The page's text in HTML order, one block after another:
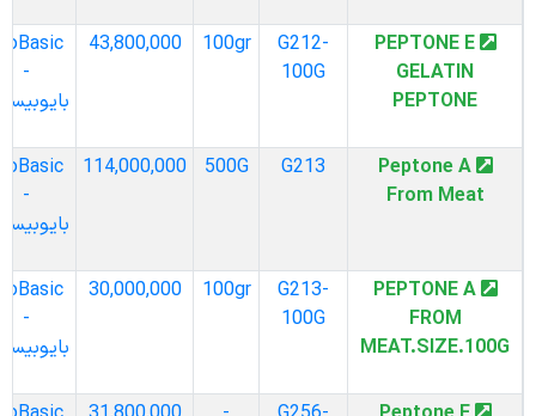
PEPTONE E
GELATIN
PEPTONE
G212-
100G
100gr
43,800,000
Peptone A
From Meat
G213
500G
114,000,000
PEPTONE A
FROM
MEAT.SIZE.100G
G213-
100G
100gr
30,000,000